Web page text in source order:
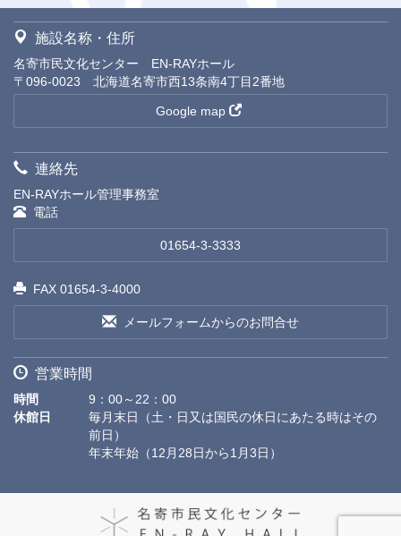
施設名称・住所
名寄市民文化センター EN-RAYホール
〒096-0023 北海道名寄市西13条南4丁目2番地
Google map
連絡先
EN-RAYホール管理事務室
電話
01654-3-3333
FAX 01654-3-4000
メールフォームからのお問合せ
営業時間
時間
9：00～22：00
休館日
毎月末日（土・日又は国民の休日にあたる時はその
前日）
年末年始（12月28日から1月3日）